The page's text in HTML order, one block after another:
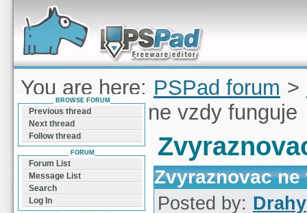
Forum can help you solve problems and quickly
find a solution with PSPad for Microsoft
Windows
You are here: PSPad forum >
Zvyraznovac ne vzdy funguje
Zvyraznovac
Posted by: Drahy
BROWSE FORUM
Previous thread
Next thread
Follow thread
FORUM
Forum List
Message List
Search
Log In